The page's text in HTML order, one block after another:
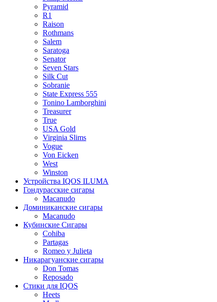
Pyramid
R1
Raison
Rothmans
Salem
Saratoga
Senator
Seven Stars
Silk Cut
Sobranie
State Express 555
Tonino Lamborghini
Treasurer
True
USA Gold
Virginia Slims
Vogue
Von Eicken
West
Winston
Устройства IQOS ILUMA
Гондурасские сигары
Macanudo
Доминиканские сигары
Macanudo
Кубинские Сигары
Cohiba
Partagas
Romeo y Julieta
Никарагуанские сигары
Don Tomas
Reposado
Стики для IQOS
Heets